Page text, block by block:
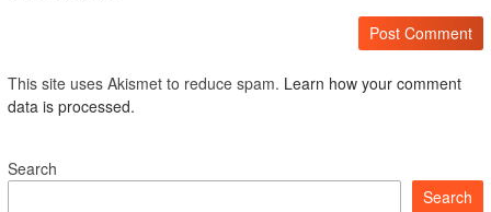
This site uses Akismet to reduce spam. Learn how your comment
data is processed.
Search
Search